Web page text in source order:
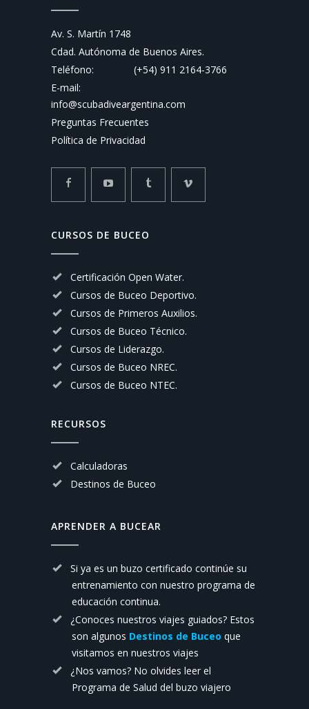
Av. S. Martín 1748
Cdad. Autónoma de Buenos Aires.
Teléfono:
(+54) 911 2164-3766
E-mail:
info@scubadiveargentina.com
Preguntas Frecuentes
Política de Privacidad
CURSOS DE BUCEO
Certificación Open Water.
Cursos de Buceo Deportivo.
Cursos de Primeros Auxilios.
Cursos de Buceo Técnico.
Cursos de Liderazgo.
Cursos de Buceo NREC.
Cursos de Buceo NTEC.
RECURSOS
Calculadoras
Destinos de Buceo
APRENDER A BUCEAR
Si ya es un buzo certificado continúe su
entrenamiento con nuestro programa de
educación continua.
¿Conoces nuestros viajes guiados? Estos
son algunos Destinos de Buceo que
visitamos en nuestros viajes
¿Nos vamos? No olvides leer el
Programa de Salud del buzo viajero